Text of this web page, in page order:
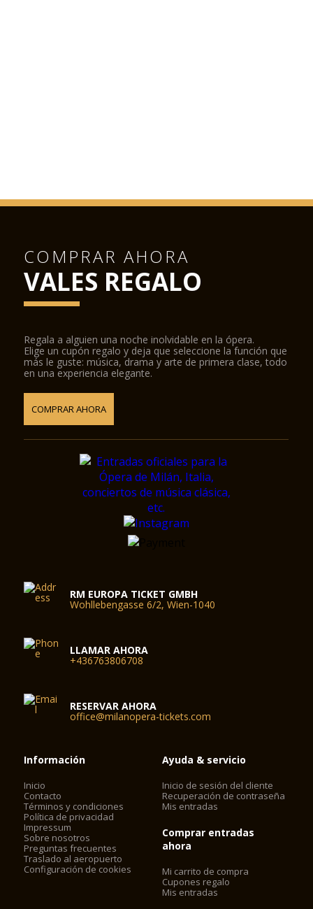
COMPRAR AHORA
VALES REGALO
Regala a alguien una noche inolvidable en la ópera.
Elige un cupón regalo y deja que seleccione la función que
más le guste: música, drama y arte de primera clase, todo
en una experiencia elegante.
COMPRAR AHORA
RM EUROPA TICKET GMBH
Wohllebengasse 6/2, Wien-1040
LLAMAR AHORA
+436763806708
RESERVAR AHORA
office@milanopera-tickets.com
Información
Inicio
Contacto
Términos y condiciones
Política de privacidad
Impressum
Sobre nosotros
Preguntas frecuentes
Traslado al aeropuerto
Configuración de cookies
Ayuda & servicio
Inicio de sesión del cliente
Recuperación de contraseña
Mis entradas
Comprar entradas
ahora
Mi carrito de compra
Cupones regalo
Mis entradas